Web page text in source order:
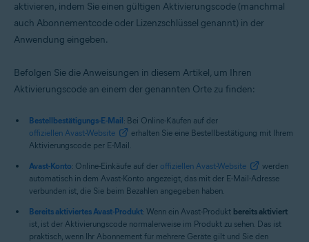
aktivieren, indem Sie einen gültigen Aktivierungscode (manchmal
auch Abonnementcode oder Lizenzschlüssel genannt) in der
Anwendung eingeben.
Befolgen Sie die Anweisungen in diesem Artikel, um Ihren
Aktivierungscode an einem der genannten Orte zu finden:
Bestellbestätigungs-E-Mail: Bei Online-Käufen auf der
offiziellen Avast-Website
erhalten Sie eine Bestellbestätigung mit Ihrem
Aktivierungscode per E-Mail.
Avast-Konto: Online-Einkäufe auf der offiziellen Avast-Website
werden
automatisch in dem Avast-Konto angezeigt, das mit der E-Mail-Adresse
verbunden ist, die Sie beim Bezahlen angegeben haben.
Bereits aktiviertes Avast-Produkt: Wenn ein Avast-Produkt bereits aktiviert
ist, ist der Aktivierungscode normalerweise im Produkt zu sehen. Das ist
praktisch, wenn Ihr Abonnement für mehrere Geräte gilt und Sie den